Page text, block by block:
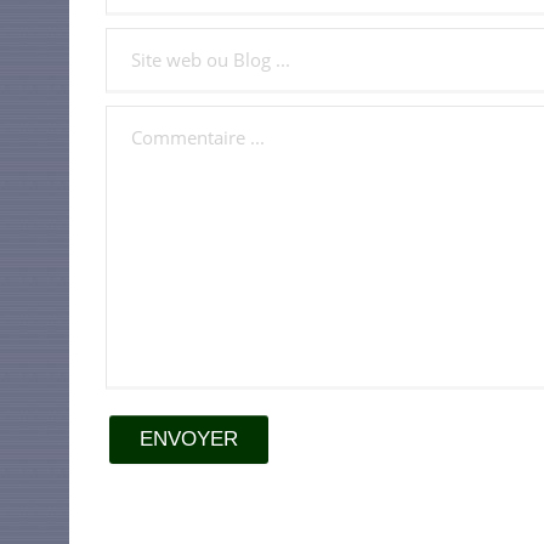
ENVOYER